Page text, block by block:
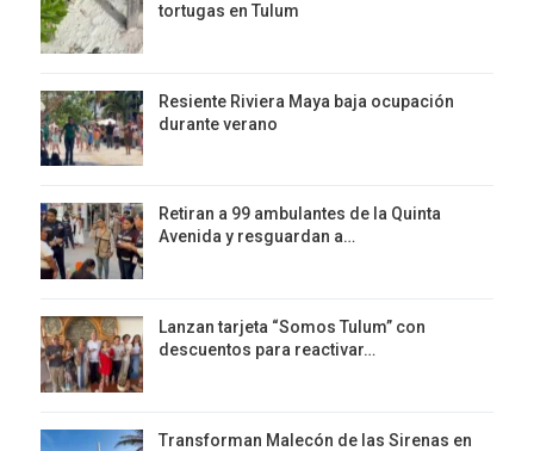
tortugas en Tulum
Resiente Riviera Maya baja ocupación
durante verano
Retiran a 99 ambulantes de la Quinta
Avenida y resguardan a…
Lanzan tarjeta “Somos Tulum” con
descuentos para reactivar…
Transforman Malecón de las Sirenas en